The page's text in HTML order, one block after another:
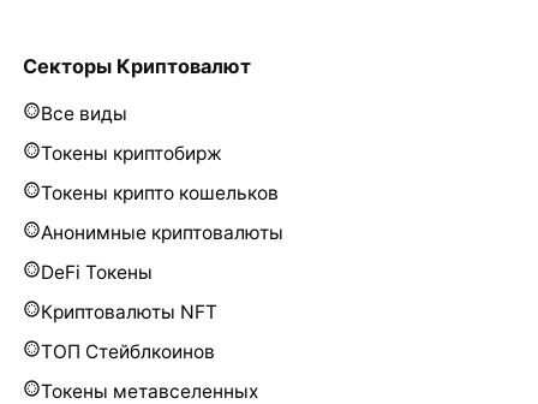
Секторы Криптовалют
Все виды
Токены криптобирж
Токены крипто кошельков
Анонимные криптовалюты
DeFi Токены
Криптовалюты NFT
ТОП Стейблкоинов
Токены метавселенных